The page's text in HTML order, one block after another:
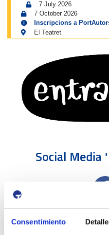
Consentimiento
7 July 2026
7 October 2026
Inscripcions a
El Teatret
Social Media '